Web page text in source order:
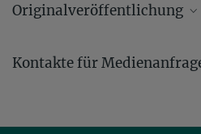
Originalveröffentlichung
Eisenmann S, Hagan R, Salazar-Garcia
Kontakte für